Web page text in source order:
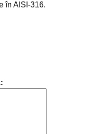
în AISI-316.